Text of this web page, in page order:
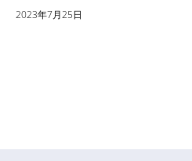
2023年7月25日